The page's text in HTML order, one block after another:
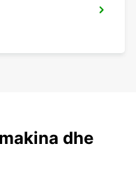
dhe